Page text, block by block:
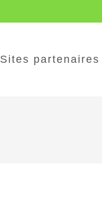
Sites partenaires